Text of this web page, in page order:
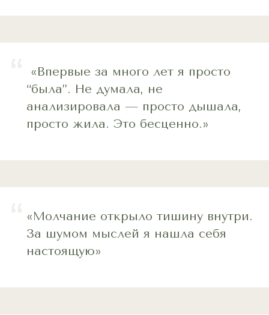
“
«Впервые за много лет я просто
“была”. Не думала, не
анализировала — просто дышала,
просто жила. Это бесценно.»
“ «Молчание открыло тишину внутри.
За шумом мыслей я нашла себя
настоящую»